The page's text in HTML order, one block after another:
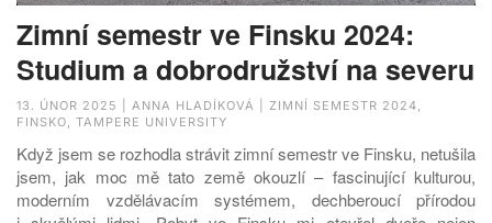
Zimní semestr ve Finsku 2024:
Studium a dobrodružství na severu
13. ÚNOR 2025 | ANNA HLADÍKOVÁ | ZIMNÍ SEMESTR 2024,
FINSKO, TAMPERE UNIVERSITY
Když jsem se rozhodla strávit zimní semestr ve Finsku, netušila
jsem, jak moc mě tato země okouzlí – fascinující kulturou,
moderním vzdělávacím systémem, dechberoucí přírodou